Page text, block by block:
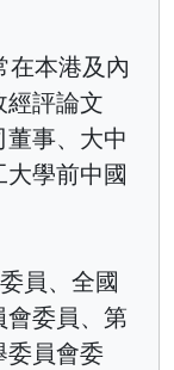
在本港及內
經評論文
事、大中
學前中國
員、全國
委員、第
委員會委